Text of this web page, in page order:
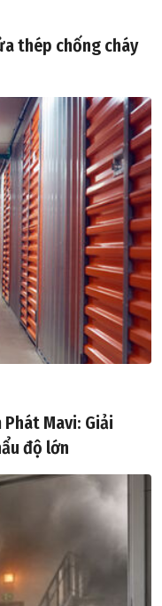
thép chống cháy
Phát Mavi: Giải
độ lớn